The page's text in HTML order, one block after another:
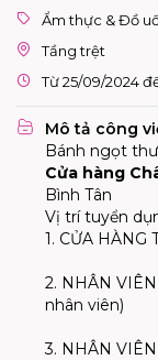
Ẩm thực & Đồ
Tầng trệt
Từ 25/09/2024
Mô tả công
Bánh ngọt
Cửa hàng
Bình Tân
Vị trí tuyển
1. CỬA HÀNG
2. NHÂN
nhân viên)
3. NHÂN